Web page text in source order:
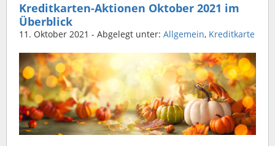
Kreditkarten-Aktionen Oktober 2021 im
Überblick
11. Oktober 2021 - Abgelegt unter: Allgemein, Kreditkarte